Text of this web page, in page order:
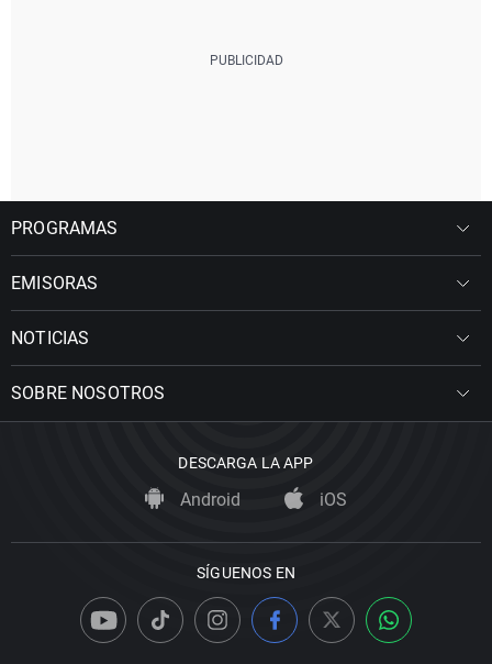
PROGRAMAS
EMISORAS
NOTICIAS
SOBRE NOSOTROS
DESCARGA LA APP
Android iOS
SÍGUENOS EN